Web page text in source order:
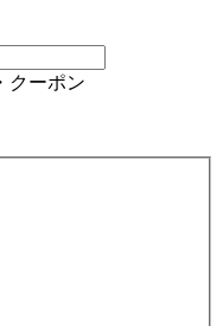
クーポン